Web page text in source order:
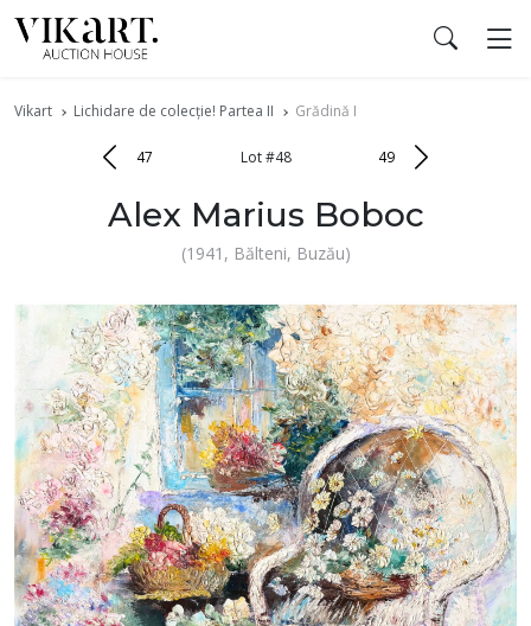
Vikart Lichidare de colecție! Partea II Grădină I
47 Lot #48 49
Alex Marius Boboc
(1941, Bălteni, Buzău)